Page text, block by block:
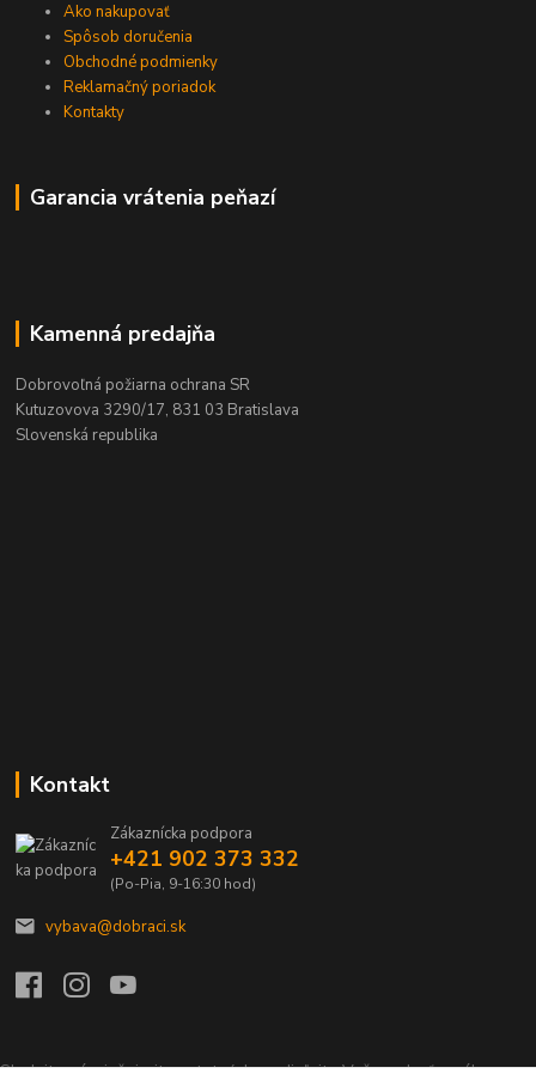
Ako nakupovať
Spôsob doručenia
Obchodné podmienky
Reklamačný poriadok
Kontakty
Garancia vrátenia peňazí
Kamenná predajňa
Dobrovoľná požiarna ochrana SR
Kutuzovova 3290/17, 831 03 Bratislava
Slovenská republika
Kontakt
Zákaznícka podpora
+421 902 373 332
(Po-Pia, 9-16:30 hod)
vybava@dobraci.sk
Sledujte nás, inšpirujte ostatných a zdieľajte Vašu radosť z nákupu a